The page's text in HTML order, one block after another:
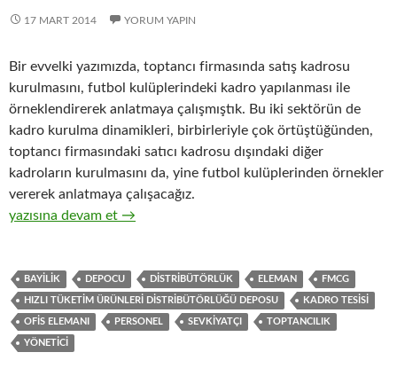
17 MART 2014 YORUM YAPIN
Bir evvelki yazımızda, toptancı firmasında satış kadrosu
kurulmasını, futbol kulüplerindeki kadro yapılanması ile
örneklendirerek anlatmaya çalışmıştık. Bu iki sektörün de
kadro kurulma dinamikleri, birbirleriyle çok örtüştüğünden,
toptancı firmasındaki satıcı kadrosu dışındaki diğer
kadroların kurulmasını da, yine futbol kulüplerinden örnekler
vererek anlatmaya çalışacağız.
9-Hızlı tüketim ürünlerinin ( FMCG ) toptan ticaretinde
yazısına devam et →
BAYILIK DEPOCU DISTRIBÜTÖRLÜK ELEMAN FMCG
HIZLI TÜKETIM ÜRÜNLERI DISTRIBÜTÖRLÜĞÜ DEPOSU KADRO TESISI
OFIS ELEMANI PERSONEL SEVKIYATÇI TOPTANCILIK
YÖNETICI